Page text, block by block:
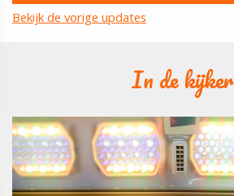
Bekijk de vorige updates
In de kijker